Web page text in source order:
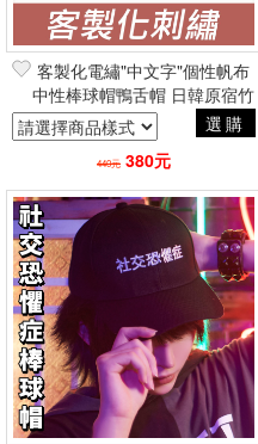
客製化電繡"中文字"個性帆布
中性棒球帽鴨舌帽 日韓原宿竹
下通街頭潮流
選購
440元 380元